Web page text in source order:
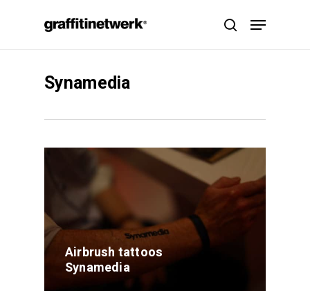
search
Menu
Synamedia
Airbrush tattoos
Synamedia